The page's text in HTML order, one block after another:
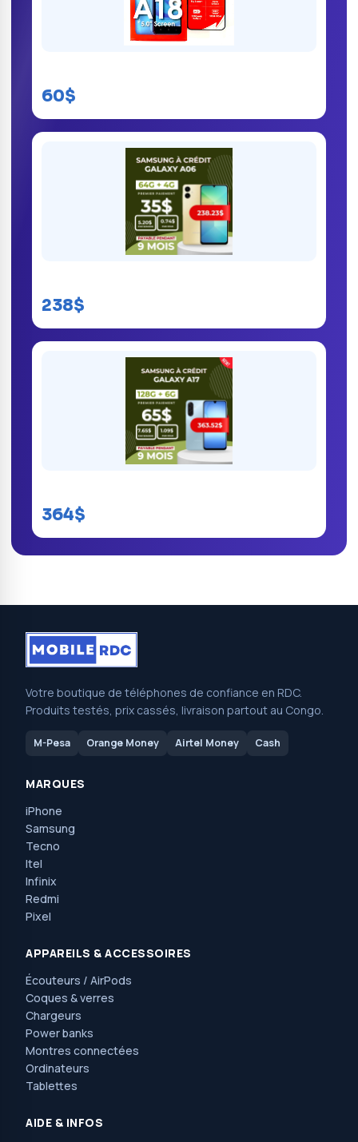
60$
238$
364$
Votre boutique de téléphones de confiance en RDC.
Produits testés, prix cassés, livraison partout au Congo.
M-Pesa Orange Money Airtel Money Cash
MARQUES
iPhone
Samsung
Tecno
Itel
Infinix
Redmi
Pixel
APPAREILS & ACCESSOIRES
Écouteurs / AirPods
Coques & verres
Chargeurs
Power banks
Montres connectées
Ordinateurs
Tablettes
AIDE & INFOS